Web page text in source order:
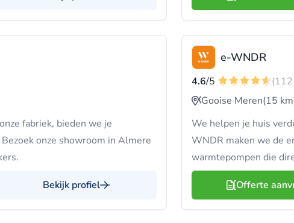
fabriek, bieden we je
onze showroom in Almere
Bekijk profiel
e-WNDR
4.6/5
Gooise Meren(15
We helpen je huis
WNDR maken we de
warmtepompen die
Offerte